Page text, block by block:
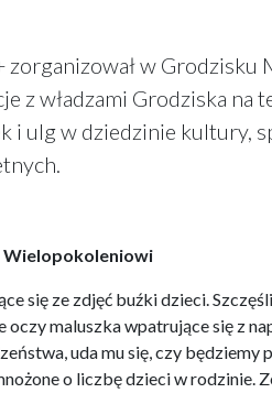
w Grodzisku
z władzami Grodziska
i ulg w dziedzinie kultury,
się ze zdjęć buźki dzieci.
oczy maluszka wpatrujące się z
uda mu się, czy będziemy
o liczbę dzieci w rodzinie.